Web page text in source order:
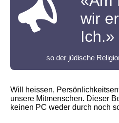
wir
Ich.»
so der jüdische
Will heissen,
unsere Mitmenschen. Dieser
keinen PC weder durch noch